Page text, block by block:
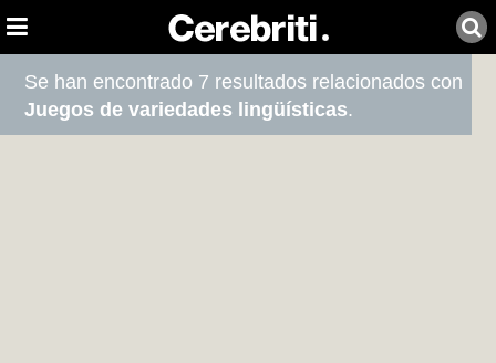
Se han encontrado 7 resultados relacionados con
Juegos de variedades lingüísticas.